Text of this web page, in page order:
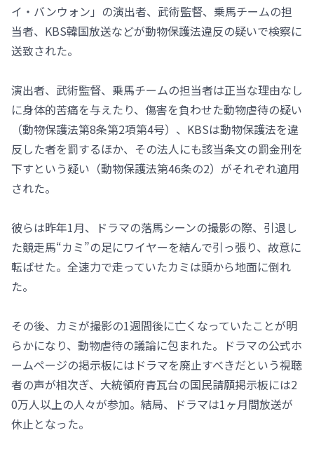
イ・バンウォン」の演出者、武術監督、乗馬チームの担
当者、KBS韓国放送などが動物保護法違反の疑いで検察に
送致された。
演出者、武術監督、乗馬チームの担当者は正当な理由なし
に身体的苦痛を与えたり、傷害を負わせた動物虐待の疑い
（動物保護法第8条第2項第4号）、KBSは動物保護法を違
反した者を罰するほか、その法人にも該当条文の罰金刑を
下すという疑い（動物保護法第46条の2）がそれぞれ適用
された。
彼らは昨年1月、ドラマの落馬シーンの撮影の際、引退し
た競走馬“カミ”の足にワイヤーを結んで引っ張り、故意に
転ばせた。全速力で走っていたカミは頭から地面に倒れ
た。
その後、カミが撮影の1週間後に亡くなっていたことが明
らかになり、動物虐待の議論に包まれた。ドラマの公式ホ
ームページの掲示板にはドラマを廃止すべきだという視聴
者の声が相次ぎ、大統領府青瓦台の国民請願掲示板には2
0万人以上の人々が参加。結局、ドラマは1ヶ月間放送が
休止となった。